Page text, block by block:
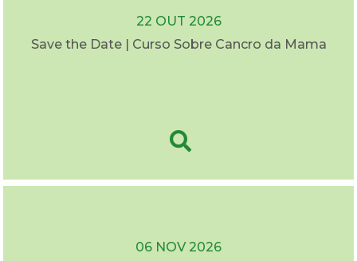
22 OUT 2026
Save the Date | Curso Sobre Cancro da Mama
06 NOV 2026